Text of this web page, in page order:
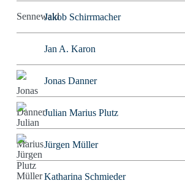
Jakob Schirrmacher
Jan A. Karon
Jonas Danner
Julian Marius Plutz
Jürgen Müller
Katharina Schmieder